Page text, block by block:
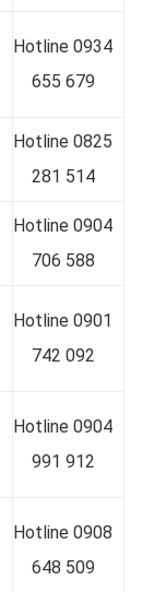
Hotline 0934
655 679
Hotline 0825
281 514
Hotline 0904
706 588
Hotline 0901
742 092
Hotline 0904
991 912
Hotline 0908
648 509